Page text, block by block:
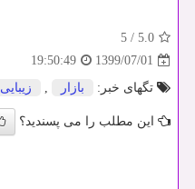
5.0
/
5
1399/07/01
19:50:49
تگهای خبر:
بازار , زیبایی
این مطلب را می پسندید؟